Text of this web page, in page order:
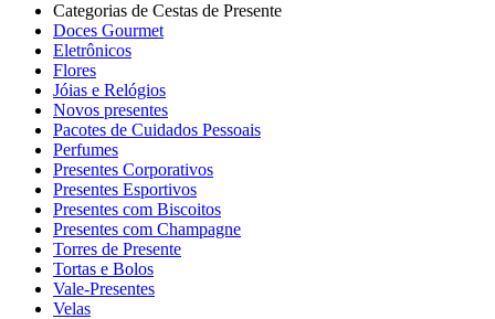
Categorias de Cestas de Presente
Doces Gourmet
Eletrônicos
Flores
Jóias e Relógios
Novos presentes
Pacotes de Cuidados Pessoais
Perfumes
Presentes Corporativos
Presentes Esportivos
Presentes com Biscoitos
Presentes com Champagne
Torres de Presente
Tortas e Bolos
Vale-Presentes
Velas